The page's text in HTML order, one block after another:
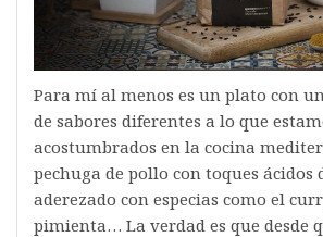
Para mí al menos es un plato con
de sabores diferentes a lo que
acostumbrados en la cocina
pechuga de pollo con toques ácidos
aderezado con especias como el
pimienta… La verdad es que desde